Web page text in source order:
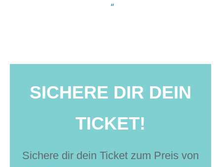
"
SICHERE DIR DEIN
TICKET!
Sichere dir dein Ticket zum Preis von